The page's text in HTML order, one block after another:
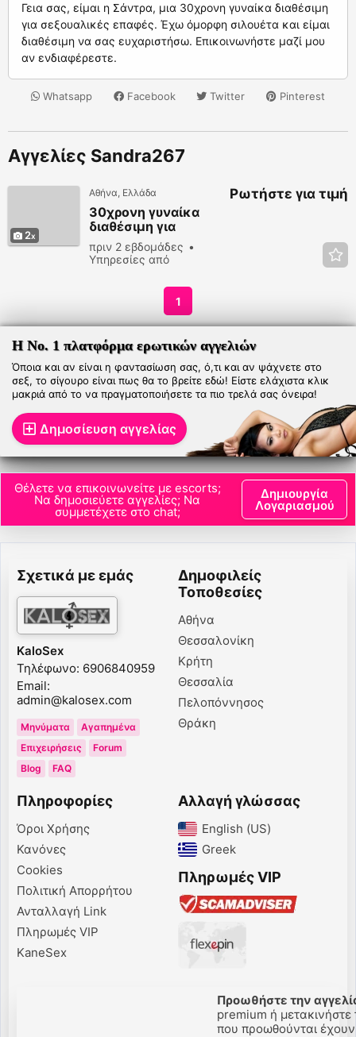
Γεια σας, είμαι η Σάντρα, μια 30χρονη γυναίκα διαθέσιμη
για σεξουαλικές επαφές. Έχω όμορφη σιλουέτα και είμαι
διαθέσιμη να σας ευχαριστήσω. Επικοινωνήστε μαζί μου
αν ενδιαφέρεστε.
Whatsapp Facebook Twitter Pinterest
Αγγελίες Sandra267
2
Αθήνα, Ελλάδα
30χρονη γυναίκα
διαθέσιμη για
έντονες συνευρέσεις
πριν 2 εβδομάδες
Υπηρεσίες από
Ρωτήστε για τιμή
1
Η Νο. 1 πλατφόρμα ερωτικών αγγελιών
Όποια και αν είναι η φαντασίωση σας, ό,τι και αν ψάχνετε στο
σεξ, το σίγουρο είναι πως θα το βρείτε εδώ! Είστε ελάχιστα κλικ
μακριά από το να πραγματοποιήσετε τα πιο τρελά σας όνειρα!
Δημοσίευση αγγελίας
Θέλετε να επικοινωνείτε με escorts;
Να δημοσιεύετε αγγελίες; Να
συμμετέχετε στο chat;
Δημιουργία
Λογαριασμού
Σχετικά με εμάς
KaloSex
Τηλέφωνο: 6906840959
Email:
admin@kalosex.com
Μηνύματα
Αγαπημένα
Επιχειρήσεις
Forum
Blog
FAQ
Δημοφιλείς
Τοποθεσίες
Αθήνα
Θεσσαλονίκη
Κρήτη
Θεσσαλία
Πελοπόννησος
Θράκη
Πληροφορίες
Όροι Χρήσης
Κανόνες
Cookies
Πολιτική Απορρήτου
Ανταλλαγή Link
Πληρωμές VIP
KaneSex
Αλλαγή γλώσσας
English (US)‎
Greek‎
Πληρωμές VIP
Προωθήστε την
premium ή μετακινήστε
που προωθούνται έχουν